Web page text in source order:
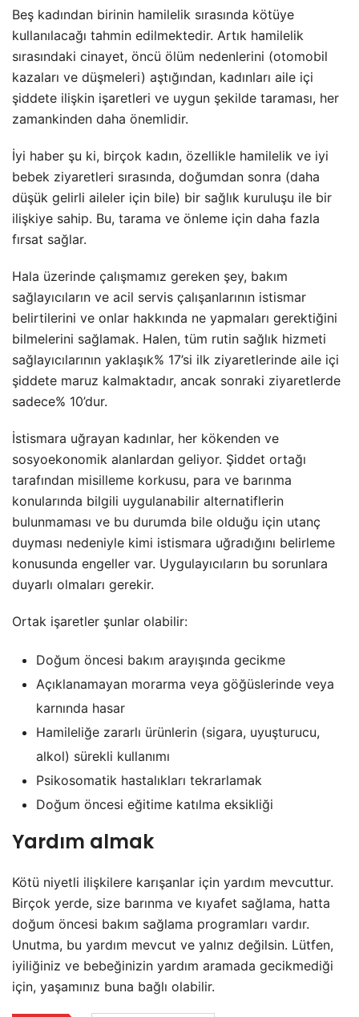
Beş kadından birinin hamilelik sırasında kötüye
kullanılacağı tahmin edilmektedir. Artık hamilelik
sırasındaki cinayet, öncü ölüm nedenlerini (otomobil
kazaları ve düşmeleri) aştığından, kadınları aile içi
şiddete ilişkin işaretleri ve uygun şekilde taraması, her
zamankinden daha önemlidir.
İyi haber şu ki, birçok kadın, özellikle hamilelik ve iyi
bebek ziyaretleri sırasında, doğumdan sonra (daha
düşük gelirli aileler için bile) bir sağlık kuruluşu ile bir
ilişkiye sahip. Bu, tarama ve önleme için daha fazla
fırsat sağlar.
Hala üzerinde çalışmamız gereken şey, bakım
sağlayıcıların ve acil servis çalışanlarının istismar
belirtilerini ve onlar hakkında ne yapmaları gerektiğini
bilmelerini sağlamak. Halen, tüm rutin sağlık hizmeti
sağlayıcılarının yaklaşık% 17’si ilk ziyaretlerinde aile içi
şiddete maruz kalmaktadır, ancak sonraki ziyaretlerde
sadece% 10’dur.
İstismara uğrayan kadınlar, her kökenden ve
sosyoekonomik alanlardan geliyor. Şiddet ortağı
tarafından misilleme korkusu, para ve barınma
konularında bilgili uygulanabilir alternatiflerin
bulunmaması ve bu durumda bile olduğu için utanç
duyması nedeniyle kimi istismara uğradığını belirleme
konusunda engeller var. Uygulayıcıların bu sorunlara
duyarlı olmaları gerekir.
Ortak işaretler şunlar olabilir:
Doğum öncesi bakım arayışında gecikme
Açıklanamayan morarma veya göğüslerinde veya
karnında hasar
Hamileliğe zararlı ürünlerin (sigara, uyuşturucu,
alkol) sürekli kullanımı
Psikosomatik hastalıkları tekrarlamak
Doğum öncesi eğitime katılma eksikliği
Yardım almak
Kötü niyetli ilişkilere karışanlar için yardım mevcuttur.
Birçok yerde, size barınma ve kıyafet sağlama, hatta
doğum öncesi bakım sağlama programları vardır.
Unutma, bu yardım mevcut ve yalnız değilsin. Lütfen,
iyiliğiniz ve bebeğinizin yardım aramada gecikmediği
için, yaşamınız buna bağlı olabilir.